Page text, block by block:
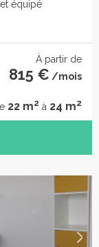
équipé
À partir de
815 € /mois
22 m2 à 24 m2